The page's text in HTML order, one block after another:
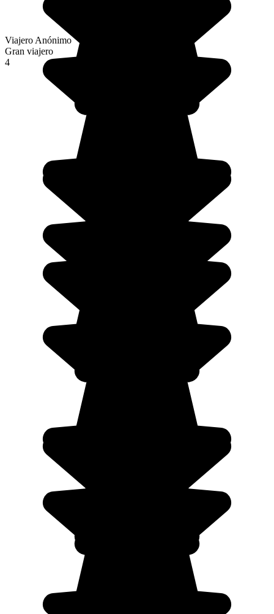
Viajero Anónimo
Gran viajero
4